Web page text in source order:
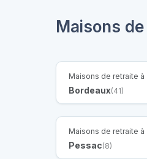
Maisons
Maisons de retraite à
Bordeaux(41)
Maisons de retraite à
Pessac(8)